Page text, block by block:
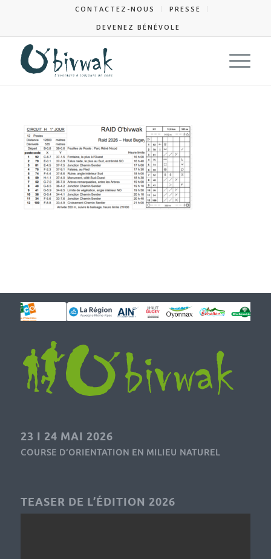
CONTACTEZ-NOUS
PRESSE
DEVENEZ BÉNÉVOLE
23 I 24 MAI 2026
COURSE D’ORIENTATION EN MILIEU NATUREL
TEASER DE L’ÉDITION 2026